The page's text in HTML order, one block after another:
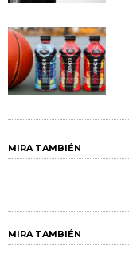
MIRA TAMBIÉN
MIRA TAMBIÉN